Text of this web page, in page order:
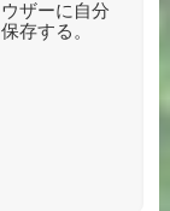
ザーに自分
存する。